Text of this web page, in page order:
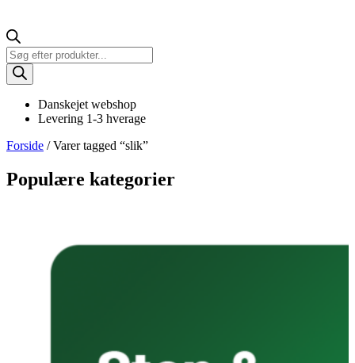
Products
search
Danskejet webshop
Levering 1-3 hverage
Forside / Varer tagged “slik”
Populære kategorier